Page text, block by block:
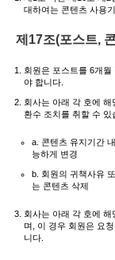
대하여는 콘텐츠 사용
제17조(포스트,
회원은 포스트를 6개
야 합니다.
회사는 아래 각 호에
환수 조치를 취할 수 있
a. 콘텐츠 유지기간
능하게 변경
b. 회원의 귀책사유
는 콘텐츠 삭제
회사는 아래 각 호에
며, 이 경우 회원은 요
니다.